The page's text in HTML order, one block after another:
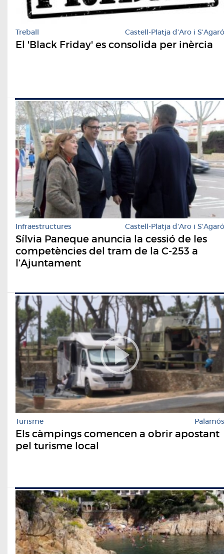
Treball Castell-Platja d'Aro i S'Agaró
El 'Black Friday' es consolida per inèrcia
Infraestructures Castell-Platja d'Aro i S'Agaró
Sílvia Paneque anuncia la cessió de les
competències del tram de la C-253 a
l’Ajuntament
Turisme Palamós
Els càmpings comencen a obrir apostant
pel turisme local